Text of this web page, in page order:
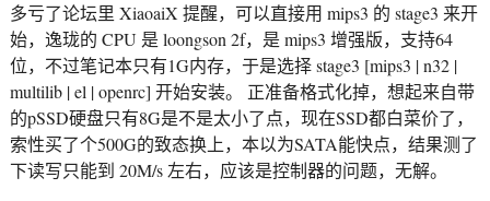
多亏了论坛里 XiaoaiX 提醒，可以直接用 mips3 的 stage3 来开
始，逸珑的 CPU 是 loongson 2f，是 mips3 增强版，支持64
位，不过笔记本只有1G内存，于是选择 stage3 [mips3 | n32 |
multilib | el | openrc] 开始安装。 正准备格式化掉，想起来自带
的pSSD硬盘只有8G是不是太小了点，现在SSD都白菜价了，
索性买了个500G的致态换上，本以为SATA能快点，结果测了
下读写只能到 20M/s 左右，应该是控制器的问题，无解。